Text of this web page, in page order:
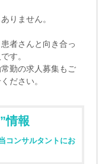
りません。
者さんと向き合っ
す。
勤の求人募集もご
ださい。
情報
コンサルタントにお